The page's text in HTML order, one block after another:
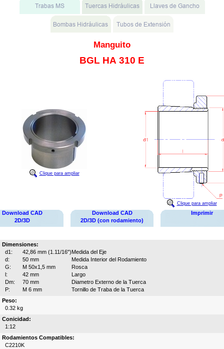
Manguito
BGL HA 310 E
Clique para ampliar
Clique para ampliar
Download CAD
2D/3D
Download CAD
2D/3D (con rodamiento)
Imprimir
Dimensiones:
d1:
42,86 mm (1.11/16")Medida del Eje
d:
50 mm
Medida Interior del Rodamiento
G:
M 50x1,5 mm
Rosca
l:
42 mm
Largo
Dm:
70 mm
Diametro Externo de la Tuerca
P:
M 6 mm
Tornillo de Traba de la Tuerca
Peso:
0.32 kg
Conicidad:
1:12
Rodamientos Compatibles:
C2210K